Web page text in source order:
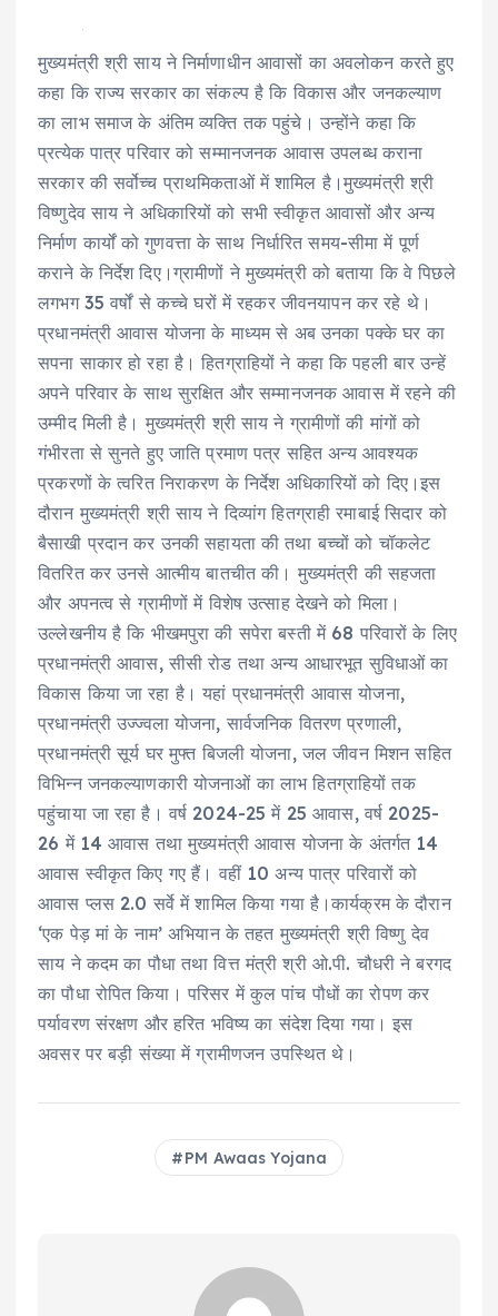
मुख्यमंत्री श्री साय ने निर्माणाधीन आवासों का अवलोकन करते हुए
कहा कि राज्य सरकार का संकल्प है कि विकास और जनकल्याण
का लाभ समाज के अंतिम व्यक्ति तक पहुंचे। उन्होंने कहा कि
प्रत्येक पात्र परिवार को सम्मानजनक आवास उपलब्ध कराना
सरकार की सर्वोच्च प्राथमिकताओं में शामिल है।मुख्यमंत्री श्री
विष्णुदेव साय ने अधिकारियों को सभी स्वीकृत आवासों और अन्य
निर्माण कार्यों को गुणवत्ता के साथ निर्धारित समय-सीमा में पूर्ण
कराने के निर्देश दिए।ग्रामीणों ने मुख्यमंत्री को बताया कि वे पिछले
लगभग 35 वर्षों से कच्चे घरों में रहकर जीवनयापन कर रहे थे।
प्रधानमंत्री आवास योजना के माध्यम से अब उनका पक्के घर का
सपना साकार हो रहा है। हितग्राहियों ने कहा कि पहली बार उन्हें
अपने परिवार के साथ सुरक्षित और सम्मानजनक आवास में रहने की
उम्मीद मिली है। मुख्यमंत्री श्री साय ने ग्रामीणों की मांगों को
गंभीरता से सुनते हुए जाति प्रमाण पत्र सहित अन्य आवश्यक
प्रकरणों के त्वरित निराकरण के निर्देश अधिकारियों को दिए।इस
दौरान मुख्यमंत्री श्री साय ने दिव्यांग हितग्राही रमाबाई सिदार को
बैसाखी प्रदान कर उनकी सहायता की तथा बच्चों को चॉकलेट
वितरित कर उनसे आत्मीय बातचीत की। मुख्यमंत्री की सहजता
और अपनत्व से ग्रामीणों में विशेष उत्साह देखने को मिला।
उल्लेखनीय है कि भीखमपुरा की सपेरा बस्ती में 68 परिवारों के लिए
प्रधानमंत्री आवास, सीसी रोड तथा अन्य आधारभूत सुविधाओं का
विकास किया जा रहा है। यहां प्रधानमंत्री आवास योजना,
प्रधानमंत्री उज्ज्वला योजना, सार्वजनिक वितरण प्रणाली,
प्रधानमंत्री सूर्य घर मुफ्त बिजली योजना, जल जीवन मिशन सहित
विभिन्न जनकल्याणकारी योजनाओं का लाभ हितग्राहियों तक
पहुंचाया जा रहा है। वर्ष 2024-25 में 25 आवास, वर्ष 2025-
26 में 14 आवास तथा मुख्यमंत्री आवास योजना के अंतर्गत 14
आवास स्वीकृत किए गए हैं। वहीं 10 अन्य पात्र परिवारों को
आवास प्लस 2.0 सर्वे में शामिल किया गया है।कार्यक्रम के दौरान
‘एक पेड़ मां के नाम’ अभियान के तहत मुख्यमंत्री श्री विष्णु देव
साय ने कदम का पौधा तथा वित्त मंत्री श्री ओ.पी. चौधरी ने बरगद
का पौधा रोपित किया। परिसर में कुल पांच पौधों का रोपण कर
पर्यावरण संरक्षण और हरित भविष्य का संदेश दिया गया। इस
अवसर पर बड़ी संख्या में ग्रामीणजन उपस्थित थे।
PM Awaas Yojana